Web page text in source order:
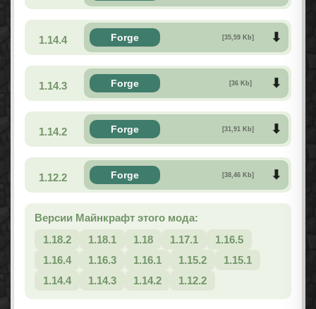
1.14.4 Forge [35,59 Kb]
1.14.3 Forge [36 Kb]
1.14.2 Forge [31,91 Kb]
1.12.2 Forge [38,46 Kb]
Версии Майнкрафт этого мода:
1.18.2
1.18.1 1.18 1.17.1
1.16.5
1.16.4
1.16.3 1.16.1 1.15.2
1.15.1
1.14.4
1.14.3 1.14.2 1.12.2